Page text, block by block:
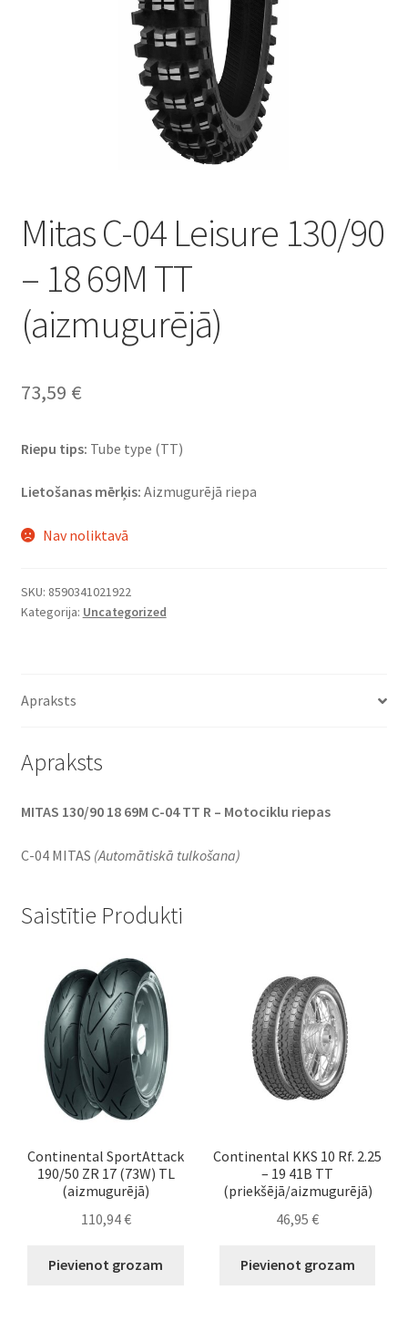
Mitas C-04 Leisure 130/90
– 18 69M TT
(aizmugurējā)
73,59 €
Riepu tips: Tube type (TT)
Lietošanas mērķis: Aizmugurējā riepa
Nav noliktavā
SKU: 8590341021922
Kategorija: Uncategorized
Apraksts
Apraksts
MITAS 130/90 18 69M C-04 TT R – Motociklu riepas
C-04 MITAS (Automātiskā tulkošana)
Saistītie Produkti
Continental SportAttack
190/50 ZR 17 (73W) TL
(aizmugurējā)
110,94€
Pievienot grozam
Continental KKS 10 Rf. 2.25
– 19 41B TT
(priekšējā/aizmugurējā)
46,95€
Pievienot grozam